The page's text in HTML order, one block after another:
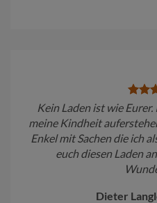
Kein Laden ist wie
meine Kindheit
Enkel mit Sachen die ich
euch diesen Laden
Dieter